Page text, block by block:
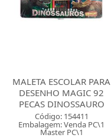
MALETA ESCOLAR PARA
DESENHO MAGIC 92
PECAS DINOSSAURO
Código: 154411
Embalagem: Venda PC\1
Master PC\1